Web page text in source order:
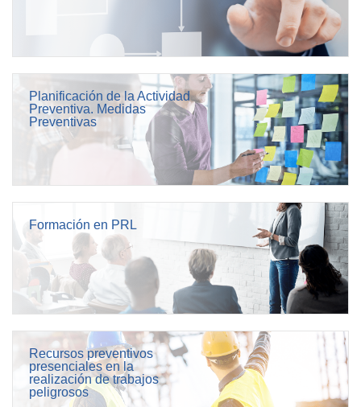
Planificación de la Actividad
Preventiva. Medidas
Preventivas
Formación en PRL
Recursos preventivos
presenciales en la
realización de trabajos
peligrosos